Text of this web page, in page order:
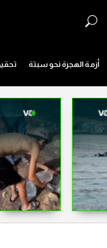
أزمة الهجرة نحو سبتة